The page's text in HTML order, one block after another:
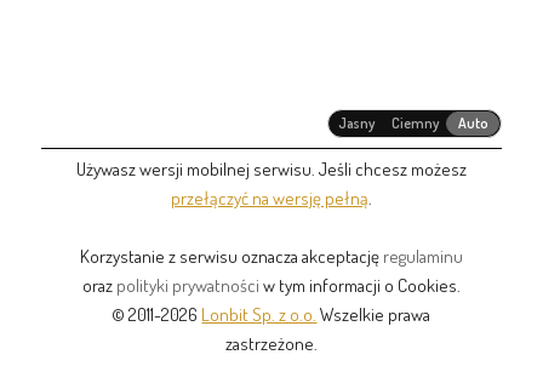
Jasny Ciemny Auto
Używasz wersji mobilnej serwisu. Jeśli chcesz możesz
przełączyć na wersję pełną
Korzystanie z serwisu oznacza akceptację regulaminu
oraz polityki prywatności w tym informacji o Cookies.
© 2011-2026 Lonbit Sp. z o.o. Wszelkie prawa
zastrzeżone.